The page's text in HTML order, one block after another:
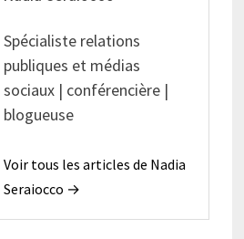
Spécialiste relations
publiques et médias
sociaux | conférencière |
blogueuse
Voir tous les articles de Nadia
Seraiocco →